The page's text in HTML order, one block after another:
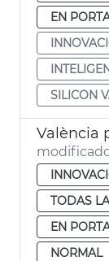
EN
SILICON
TODAS
EN
NORMAL